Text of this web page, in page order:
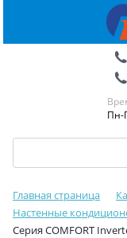
Пн-
Главная страница
Настенные
Серия COMFORT